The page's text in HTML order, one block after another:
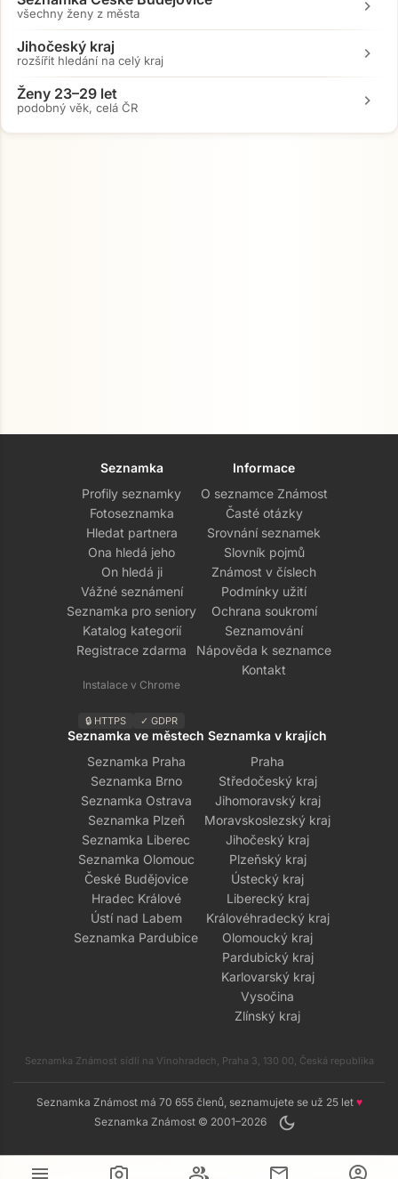
menu camera_alt group mail account_circle
všechny ženy z města chevron_right
Jihočeský kraj
rozšířit hledání na celý kraj chevron_right
Ženy 23–29 let
podobný věk, celá ČR chevron_right
Seznamka
Profily seznamky
Fotoseznamka
Hledat partnera
Ona hledá jeho
On hledá ji
Vážné seznámení
Seznamka pro seniory
Katalog kategorií
Registrace zdarma
Instalace v Chrome
🔒 HTTPS ✓ GDPR
Informace
O seznamce Známost
Časté otázky
Srovnání seznamek
Slovník pojmů
Známost v číslech
Podmínky užití
Ochrana soukromí
Seznamování
Nápověda k seznamce
Kontakt
Seznamka ve městech
Seznamka Praha
Seznamka Brno
Seznamka Ostrava
Seznamka Plzeň
Seznamka Liberec
Seznamka Olomouc
České Budějovice
Hradec Králové
Ústí nad Labem
Seznamka Pardubice
Seznamka v krajích
Praha
Středočeský kraj
Jihomoravský kraj
Moravskoslezský kraj
Jihočeský kraj
Plzeňský kraj
Ústecký kraj
Liberecký kraj
Královéhradecký kraj
Olomoucký kraj
Pardubický kraj
Karlovarský kraj
Vysočina
Zlínský kraj
Seznamka Známost sídlí na Vinohradech, Praha 3, 130 00, Česká republika
Seznamka Známost má 70 655 členů, seznamujete se už 25 let ♥
Seznamka Známost © 2001–2026
dark_mode